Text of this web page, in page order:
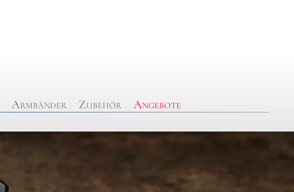
Armbänder Zubehör Angebote